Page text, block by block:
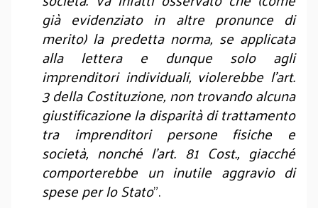
già evidenziato in altre pronunce di
merito) la predetta norma, se applicata
alla lettera e dunque solo agli
imprenditori individuali, violerebbe l’art.
3 della Costituzione, non trovando alcuna
giustificazione la disparità di trattamento
tra imprenditori persone fisiche e
società, nonché l’art. 81 Cost., giacché
comporterebbe un inutile aggravio di
spese per lo Stato”.